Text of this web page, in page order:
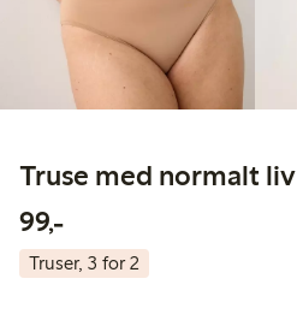
Truse med normalt liv
99,-99,00 kr
Truser, 3 for 2